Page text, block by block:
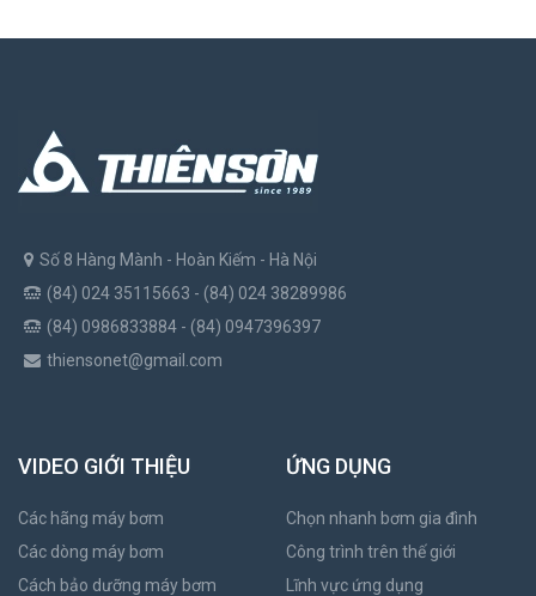
Số 8 Hàng Mành - Hoàn Kiếm - Hà Nội
(84) 024 35115663 - (84) 024 38289986
(84) 0986833884 - (84) 0947396397
thiensonet@gmail.com
VIDEO GIỚI THIỆU
Các hãng máy bơm
Các dòng máy bơm
Cách bảo dưỡng máy bơm
ỨNG DỤNG
Chọn nhanh bơm gia đình
Công trình trên thế giới
Lĩnh vực ứng dụng